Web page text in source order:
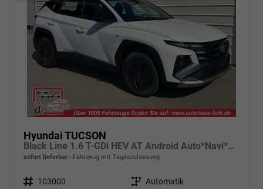
Hyundai TUCSON
Black Line 1.6 T-GDi HEV AT Android Auto*Navi*SHZ*Kamera*2Z Klimaauto*
sofort lieferbar Fahrzeug mit Tageszulassung
Fahrzeugnr. 103000 Getriebe Automatik